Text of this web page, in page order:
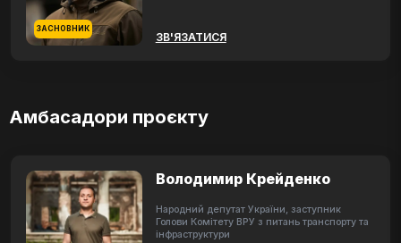
ЗАСНОВНИК
ЗВ'ЯЗАТИСЯ
Амбасадори проєкту
Володимир Крейденко
Народний депутат України, заступник
Голови Комітету ВРУ з питань транспорту та
інфраструктури